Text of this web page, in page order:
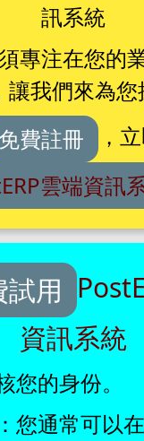
訊系統
專注在您的
讓我們來為您
免費註冊
，
雲端資訊
試用
資訊系統
您的身份。
您通常可以